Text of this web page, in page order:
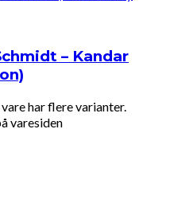
– Kandar
har flere varianter.
varesiden